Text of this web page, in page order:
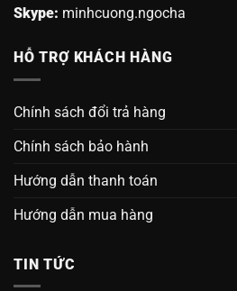
Skype: minhcuong.ngocha
HỖ TRỢ KHÁCH HÀNG
Chính sách đổi trả hàng
Chính sách bảo hành
Hướng dẫn thanh toán
Hướng dẫn mua hàng
TIN TỨC